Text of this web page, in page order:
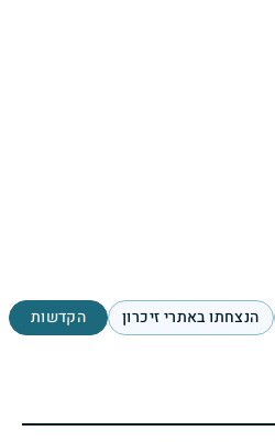
הנצחתו באתרי זיכרון הקדשות